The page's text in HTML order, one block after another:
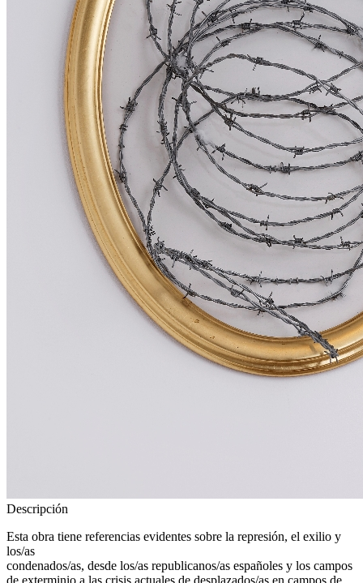
Descripción
Esta obra tiene referencias evidentes sobre la represión, el exilio y
los/as
condenados/as, desde los/as republicanos/as españoles y los campos
de exterminio a las crisis actuales de desplazados/as en campos de